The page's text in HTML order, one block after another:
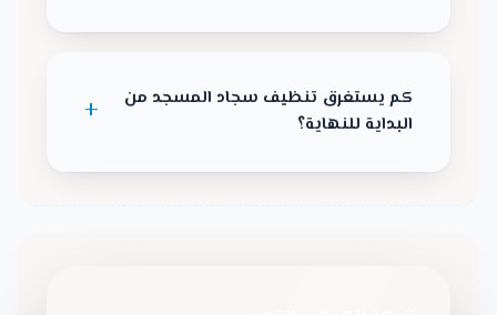
كم يستغرق تنظيف سجاد المسجد من
البداية للنهاية؟